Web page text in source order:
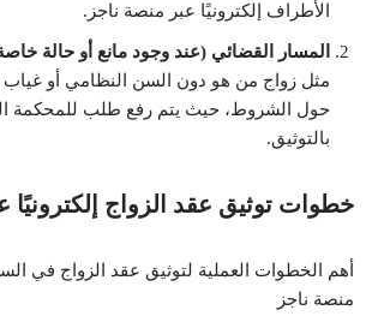
الأطراف إلكترونيًا عبر منصة ناجز.
المسار القضائي (عند وجود مانع أو حالة
مثل زواج من هو دون السن النظامي أو غياب
حول الشروط، حيث يتم رفع طلب للمحكمة
بالتوثيق.
خطوات توثيق عقد الزواج إلكترونيًا
أهم الخطوات العملية لتوثيق عقد الزواج في
منصة ناجز